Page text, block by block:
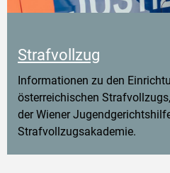
Strafvollzug
Informationen zu den
österreichischen
der Wiener
Strafvollzugsakademie.